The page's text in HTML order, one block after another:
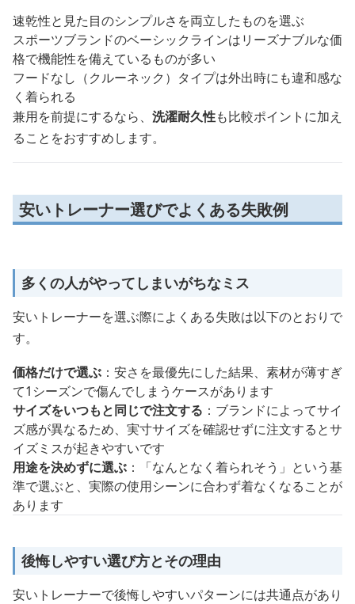
速乾性と見た目のシンプルさを両立したものを選ぶ
スポーツブランドのベーシックラインはリーズナブルな価
格で機能性を備えているものが多い
フードなし（クルーネック）タイプは外出時にも違和感な
く着られる
兼用を前提にするなら、 洗濯耐久性も比較ポイントに加え
ることをおすすめします。
安いトレーナー選びでよくある失敗例
多くの人がやってしまいがちなミス
安いトレーナーを選ぶ際によくある失敗は以下のとおりで
す。
価格だけで選ぶ ：安さを最優先にした結果、素材が薄すぎ
て1シーズンで傷んでしまうケースがあります
サイズをいつもと同じで注文する ：ブランドによってサイ
ズ感が異なるため、実寸サイズを確認せずに注文するとサ
イズミスが起きやすいです
用途を決めずに選ぶ ：「なんとなく着られそう」という基
準で選ぶと、実際の使用シーンに合わず着なくなることが
あります
後悔しやすい選び方とその理由
安いトレーナーで後悔しやすいパターンには共通点があり